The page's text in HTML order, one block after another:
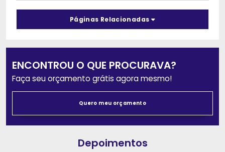
Páginas Relacionadas
ENCONTROU O QUE PROCURAVA?
Faça seu orçamento grátis agora mesmo!
Quero meu orçamento
Depoimentos